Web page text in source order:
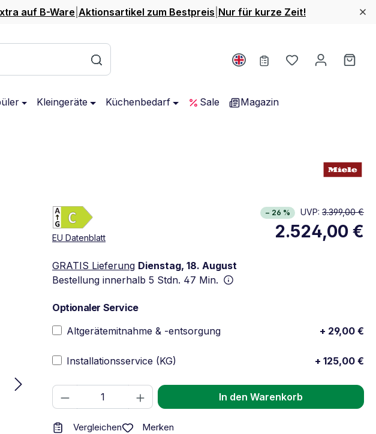
auf B-Ware Aktionsartikel zum Bestpreis Nur für kurze Zeit!
Du hast 0
Kleingeräte Küchenbedarf Sale Magazin
Vollständiges Energielabel anzeigen
Energieklasse C. Höchste bis niedrigste Effizienz (A-G)
EU DatenblattÖffnet in neuem Fenster
− 26 % UVP: 3.399,00 €
2.524,00 €
GRATIS Lieferung Dienstag, 18. August
Bestellung innerhalb 5 Stdn. 47 Min.
Optionaler Service
Altgerätemitnahme & -entsorgung
+ 29,00 €
Installationsservice (KG) + 125,00 €
Produkt Anzahl: Gib den gewünschten Wert
In den Warenkorb
Vergleichen Merken